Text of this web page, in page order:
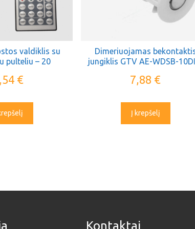
valdiklis su
pulteliu – 20
€
Dimeriuojamas
jungiklis GTV AE-WDSB-
7,88 €
Į krepšelį
Kontaktai